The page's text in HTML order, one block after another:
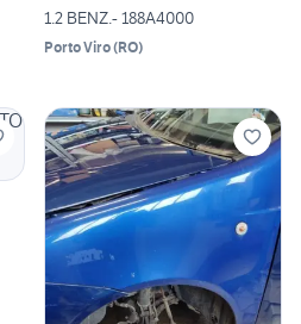
1.2 BENZ.- 188A4000
Porto Viro(RO)